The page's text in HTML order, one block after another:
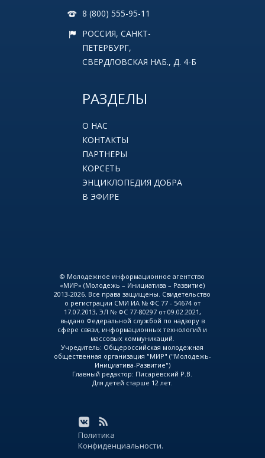
8 (800) 555-95-11
РОССИЯ, САНКТ-
ПЕТЕРБУРГ,
СВЕРДЛОВСКАЯ НАБ., Д. 4-Б
РАЗДЕЛЫ
О НАС
КОНТАКТЫ
ПАРТНЕРЫ
КОРСЕТЬ
ЭНЦИКЛОПЕДИЯ ДОБРА
В ЭФИРЕ
© Молодежное информационное агентство
«МИР» (Молодежь – Инициатива – Развитие)
2013-2026. Все права защищены. Свидетельство
о регистрации СМИ ИА № ФС 77 - 54674 от
17.07.2013, ЭЛ № ФС 77-80297 от 09.02.2021,
выдано Федеральной службой по надзору в
сфере связи, информационных технологий и
массовых коммуникаций.
Учредитель: Общероссийская молодежная
общественная организация "МИР" ("Молодежь-
Инициатива-Развитие")
Главный редактор: Писарёвский Р.В.
Для детей старше 12 лет.
Политика
Конфиденциальности.